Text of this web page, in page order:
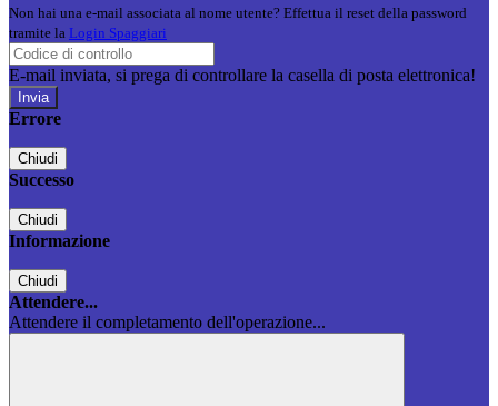
Non hai una e-mail associata al nome utente? Effettua il reset della password
tramite la Login Spaggiari
E-mail inviata, si prega di controllare la casella di posta elettronica!
Errore
Chiudi
Successo
Chiudi
Informazione
Chiudi
Attendere...
Attendere il completamento dell'operazione...